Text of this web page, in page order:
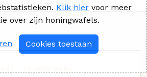
Klik hier voor meer
over zijn honingwafels.
Cookies toestaan